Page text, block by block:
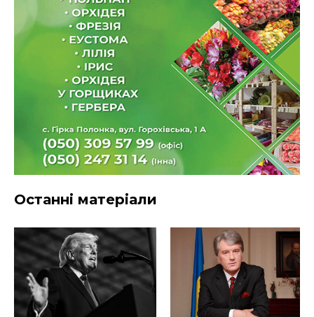
Останні матеріали